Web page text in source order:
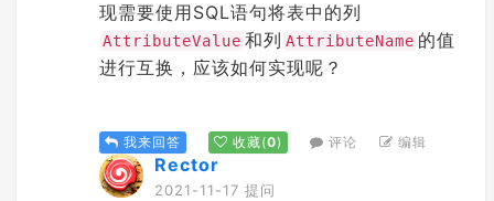
现需要使用SQL语句将表中的列
AttributeValue 和列 AttributeName 的值
进行互换，应该如何实现呢？
我来回答 收藏(0) 评论 编辑
Rector
2021-11-17 提问